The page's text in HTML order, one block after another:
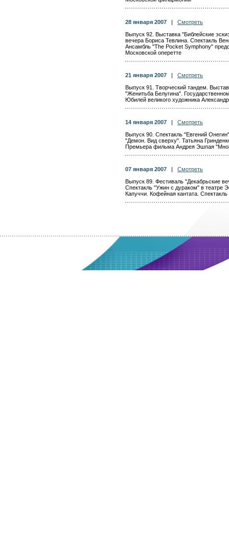
28 января 2007
Смотреть
Выпуск 92. Выставка "Библейские
вечера Бориса Тевлина. Спектакль
Ансамбль "The Pocket Symphony"
Московской оперетте
21 января 2007
Смотреть
Выпуск 91. Творческий тандем.
"Женитьба Белугина".
Юбилей великого художника
14 января 2007
Смотреть
Выпуск 90. Спектакль "Евгений
"Демон. Вид сверху". Татьяна
Премьера фильма Андрея Эшпая
07 января 2007
Смотреть
Выпуск 89. Фестиваль "Декабрьские
Спектакль "Ужин с дураком" в театре
Капуччи. Кофейная кантата.